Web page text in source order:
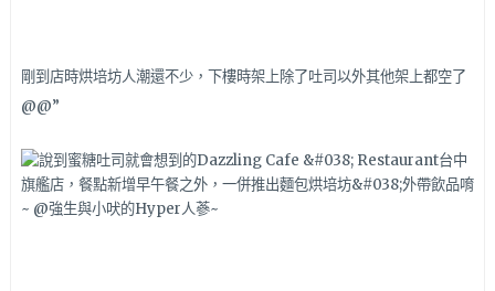
剛到店時烘培坊人潮還不少，下樓時架上除了吐司以外其他架上都空了
@@”